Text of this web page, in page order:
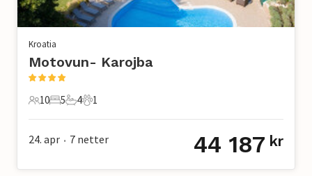
Kroatia
Motovun- Karojba
10 Gjester
10
5 Soverom
5
4 Bad
4
1 Kjæledyr
1
24. apr • 7 netter 44 187 kr